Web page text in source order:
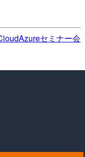
Azureセミナー会